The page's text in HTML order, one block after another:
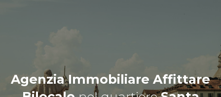
Agenzia Immobiliare Affittare